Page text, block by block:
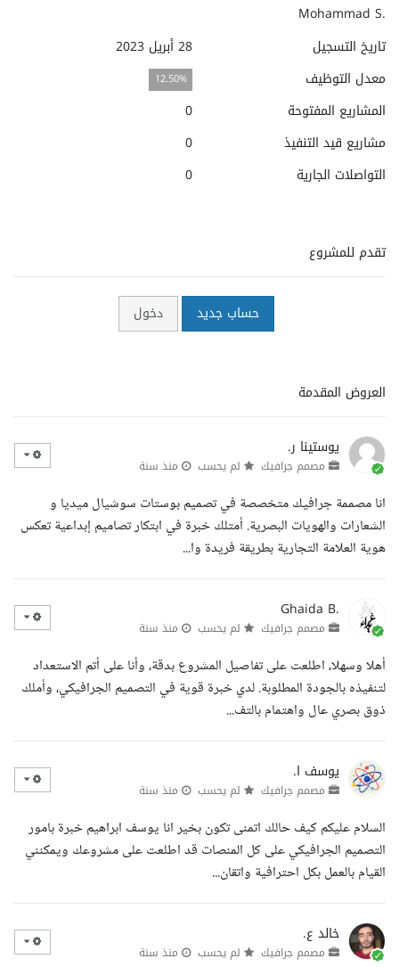
Mohammad S.
تاريخ التسجيل
28 أبريل 2023
معدل التوظيف
12.50%
المشاريع المفتوحة
0
مشاريع قيد التنفيذ
0
التواصلات الجارية
0
تقدم للمشروع
حساب جديد دخول
العروض المقدمة
يوستينا ر.
مصمم جرافيك لم يحسب منذ سنة
انا مصممة جرافيك متخصصة في تصميم بوستات سوشيال ميديا و
الشعارات والهويات البصرية. أمتلك خبرة في ابتكار تصاميم إبداعية تعكس
هوية العلامة التجارية بطريقة فريدة وا...
Ghaida B.
مصمم جرافيك لم يحسب منذ سنة
أهلا وسهلا، اطلعت على تفاصيل المشروع بدقة، وأنا على أتم الاستعداد
لتنفيذه بالجودة المطلوبة. لدي خبرة قوية في التصميم الجرافيكي، وأملك
ذوق بصري عال واهتمام بالتف...
يوسف ا.
مصمم جرافيك لم يحسب منذ سنة
السلام عليكم كيف حالك اتمنى تكون بخير انا يوسف ابراهيم خبرة بامور
التصميم الجرافيكي على كل المنصات قد اطلعت على مشروعك ويمكنني
القيام بالعمل بكل احترافية واتقان...
خالد ع.
مصمم جرافيك لم يحسب منذ سنة